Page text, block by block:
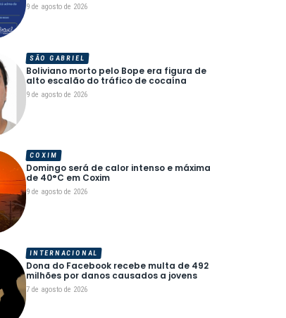
9 de agosto de 2026
Boliviano morto pelo Bope era figura de
alto escalão do tráfico de cocaína
9 de agosto de 2026
SÃO GABRIEL
Domingo será de calor intenso e máxima
de 40°C em Coxim
9 de agosto de 2026
COXIM
Dona do Facebook recebe multa de 492
milhões por danos causados a jovens
7 de agosto de 2026
INTERNACIONAL